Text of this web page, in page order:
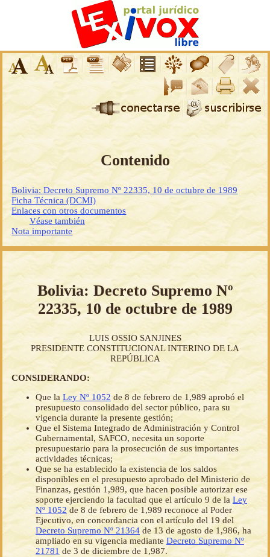
Contenido
Bolivia: Decreto Supremo Nº 22335, 10 de octubre de 1989
Ficha Técnica (DCMI)
Enlaces con otros documentos
Véase también
Nota importante
Bolivia: Decreto Supremo Nº
22335, 10 de octubre de 1989
LUIS OSSIO SANJINES
PRESIDENTE CONSTITUCIONAL INTERINO DE LA
REPÚBLICA
CONSIDERANDO:
Que la Ley Nº 1052 de 8 de febrero de 1,989 aprobó el
presupuesto consolidado del sector público, para su
vigencia durante la presente gestión;
Que el Sistema Integrado de Administración y Control
Gubernamental, SAFCO, necesita un soporte
presupuestario para la prosecución de sus importantes
actividades técnicas;
Que se ha establecido la existencia de los saldos
disponibles en el presupuesto aprobado del Ministerio de
Finanzas, gestión 1,989, que hacen posible autorizar ese
soporte ejerciendo la facultad que el artículo 9 de la Ley
Nº 1052 de 8 de febrero de 1,989 reconoce al Poder
Ejecutivo, en concordancia con el artículo del 19 del
Decreto Supremo Nº 21364 de 13 de agosto de 1,986, ha
ampliado en su vigencia mediante Decreto Supremo Nº
21781 de 3 de diciembre de 1,987.